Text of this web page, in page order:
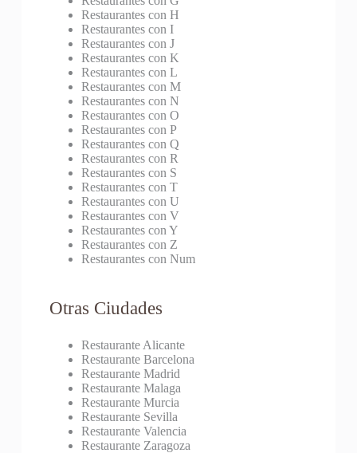
Restaurantes con H
Restaurantes con I
Restaurantes con J
Restaurantes con K
Restaurantes con L
Restaurantes con M
Restaurantes con N
Restaurantes con O
Restaurantes con P
Restaurantes con Q
Restaurantes con R
Restaurantes con S
Restaurantes con T
Restaurantes con U
Restaurantes con V
Restaurantes con Y
Restaurantes con Z
Restaurantes con Num
Otras Ciudades
Restaurante Alicante
Restaurante Barcelona
Restaurante Madrid
Restaurante Malaga
Restaurante Murcia
Restaurante Sevilla
Restaurante Valencia
Restaurante Zaragoza